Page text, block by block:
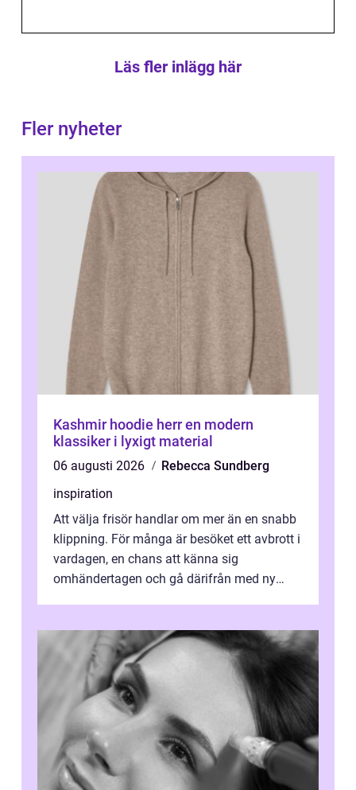
Läs fler inlägg här
Fler nyheter
Kashmir hoodie herr en modern
klassiker i lyxigt material
06 augusti 2026
Rebecca Sundberg
inspiration
Att välja frisör handlar om mer än en snabb
klippning. För många är besöket ett avbrott i
vardagen, en chans att känna sig
omhändertagen och gå därifrån med ny